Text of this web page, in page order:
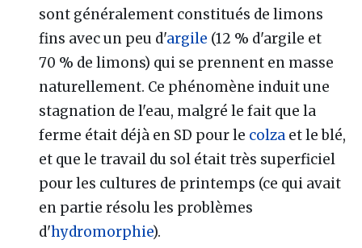
sont généralement constitués de limons
fins avec un peu d'argile (12 % d'argile et
70 % de limons) qui se prennent en masse
naturellement. Ce phénomène induit une
stagnation de l'eau, malgré le fait que la
ferme était déjà en SD pour le colza et le blé,
et que le travail du sol était très superficiel
pour les cultures de printemps (ce qui avait
en partie résolu les problèmes
d'hydromorphie).